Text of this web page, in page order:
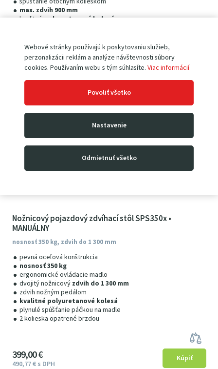
Webové stránky používajú k poskytovaniu služieb,
perzonalizácii reklám a analýze návštevnosti súbory
cookies. Používaním webu s tým súhlasíte. Viac informácií
Povoliť všetko
Nastavenie
Odmietnuť všetko
max. zdvih 900 mm
kvalitnépolyuretanové kolesá
359 00€
57 € s DPH
Nožnicový pojazdový zdvíhací stôl SPS350x •
MANUÁLNY
nosnosť 350 kg, zdvih do 1 300 mm
pevná oceľová konštrukcia
nosnosť 350 kg
ergonomické ovládacie madlo
dvojitý nožnicový zdvih do 1 300 mm
zdvih nožným pedálom
kvalitné polyuretanové kolesá
plynulé spúšťanie páčkou na madle
2 kolieska opatrené brzdou
399 00€
490 77€ s DPH